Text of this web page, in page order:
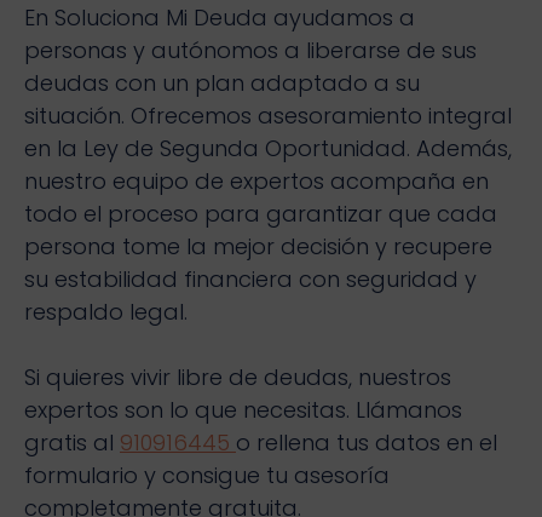
En Soluciona Mi Deuda ayudamos a
personas y autónomos a liberarse de sus
deudas con un plan adaptado a su
situación. Ofrecemos asesoramiento integral
en la Ley de Segunda Oportunidad. Además,
nuestro equipo de expertos acompaña en
todo el proceso para garantizar que cada
persona tome la mejor decisión y recupere
su estabilidad financiera con seguridad y
respaldo legal.
Si quieres vivir libre de deudas, nuestros
expertos son lo que necesitas. Llámanos
gratis al 910916445 o rellena tus datos en el
formulario y consigue tu asesoría
completamente gratuita.